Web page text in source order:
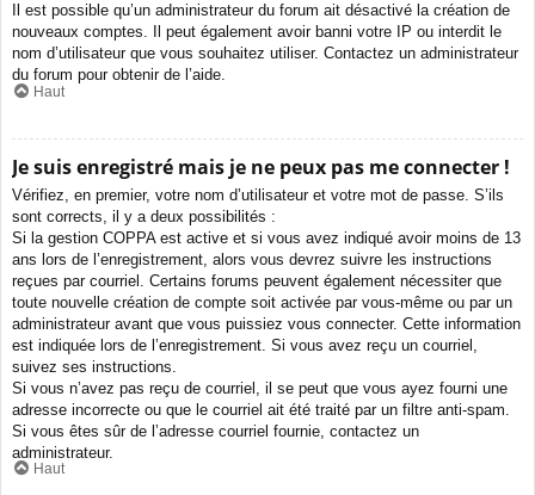
Il est possible qu’un administrateur du forum ait désactivé la création de
nouveaux comptes. Il peut également avoir banni votre IP ou interdit le
nom d’utilisateur que vous souhaitez utiliser. Contactez un administrateur
du forum pour obtenir de l’aide.
Haut
Je suis enregistré mais je ne peux pas me connecter !
Vérifiez, en premier, votre nom d’utilisateur et votre mot de passe. S’ils
sont corrects, il y a deux possibilités :
Si la gestion COPPA est active et si vous avez indiqué avoir moins de 13
ans lors de l’enregistrement, alors vous devrez suivre les instructions
reçues par courriel. Certains forums peuvent également nécessiter que
toute nouvelle création de compte soit activée par vous-même ou par un
administrateur avant que vous puissiez vous connecter. Cette information
est indiquée lors de l’enregistrement. Si vous avez reçu un courriel,
suivez ses instructions.
Si vous n’avez pas reçu de courriel, il se peut que vous ayez fourni une
adresse incorrecte ou que le courriel ait été traité par un filtre anti-spam.
Si vous êtes sûr de l’adresse courriel fournie, contactez un
administrateur.
Haut